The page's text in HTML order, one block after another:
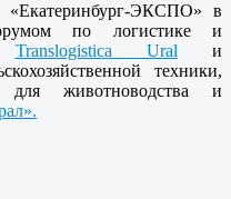
ЭКСПО» в
по логистике и
Translogistica Ural и
техники,
для животноводства и